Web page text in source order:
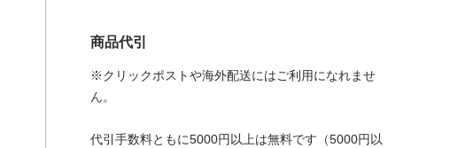
商品代引
※クリックポストや海外配送にはご利用になれませ
ん。
代引手数料ともに5000円以上は無料です（5000円以